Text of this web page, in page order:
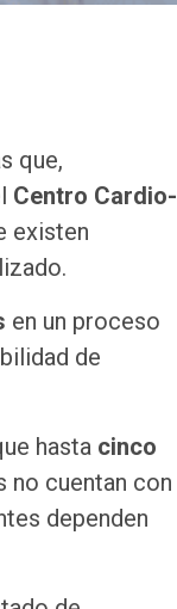
que,
Centro Cardio-
existen
en un proceso
de
hasta cinco
no cuentan con
dependen